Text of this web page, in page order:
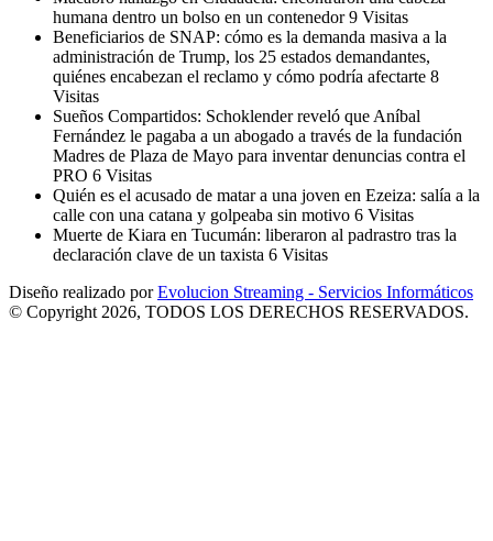
humana dentro un bolso en un contenedor9 Visitas
Beneficiarios de SNAP: cómo es la demanda masiva a la
administración de Trump, los 25 estados demandantes,
quiénes encabezan el reclamo y cómo podría afectarte 8
Visitas
Sueños Compartidos: Schoklender reveló que Aníbal
Fernández le pagaba a un abogado a través de la fundación
Madres de Plaza de Mayo para inventar denuncias contra el
PRO 6 Visitas
Quién es el acusado de matar a una joven en Ezeiza: salía a la
calle con una catana y golpeaba sin motivo 6 Visitas
Muerte de Kiara en Tucumán: liberaron al padrastro tras la
declaración clave de un taxista 6 Visitas
Diseño realizado porEvolucion Streaming - Servicios Informáticos
© Copyright 2026, TODOS LOS DERECHOS RESERVADOS.